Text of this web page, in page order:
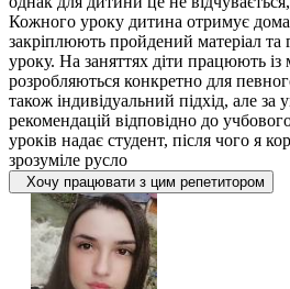
Кожного уроку дитина отримує
закріплюють пройдений матеріал та
уроку. На заняттях діти працюють із
розробляються конкретно для
також індивідуальний підхід, але
рекомендацій відповідно до
уроків надає студент, після чого я
зрозуміле русло
Хочу працювати з цим репетитором